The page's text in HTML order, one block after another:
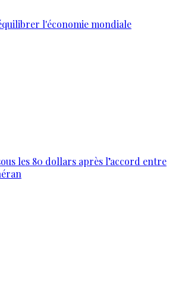
l'économie mondiale
les 80 dollars après l’accord entre